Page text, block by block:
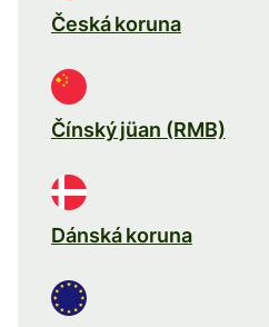
Česká koruna
Čínský jüan (RMB)
Dánská koruna